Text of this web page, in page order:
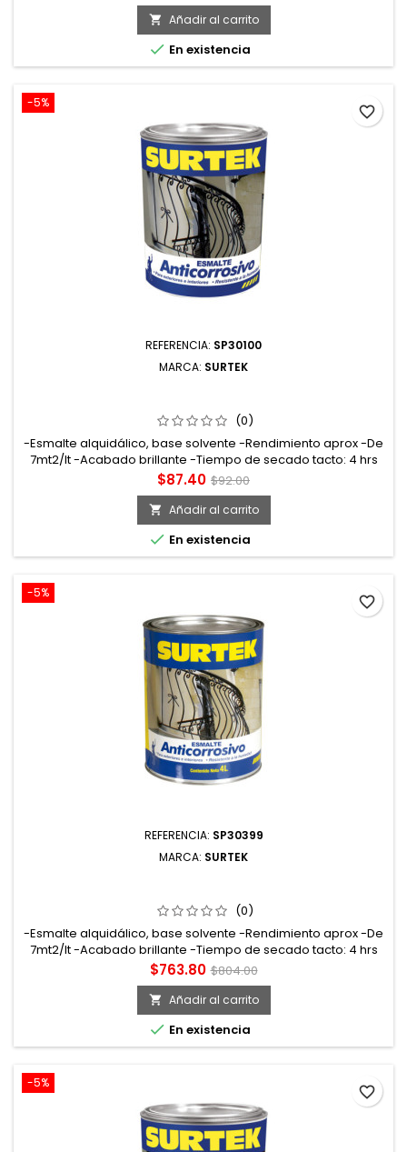
base
 Añadir al carrito
 En existencia
-5%
REFERENCIA: SP30100
MARCA: SURTEK
(0)
-Esmalte alquidálico, base solvente -Rendimiento aprox -De
7mt2/lt -Acabado brillante -Tiempo de secado tacto: 4 hrs
curado: 7 días
Precio
$87.40 Precio
base
$92.00
 Añadir al carrito
 En existencia
favorite_border
-5%
REFERENCIA: SP30399
MARCA: SURTEK
(0)
-Esmalte alquidálico, base solvente -Rendimiento aprox -De
7mt2/lt -Acabado brillante -Tiempo de secado tacto: 4 hrs
curado: 7 días
Precio
$763.80 Precio
base
$804.00
 Añadir al carrito
 En existencia
favorite_border
-5%
favorite_border